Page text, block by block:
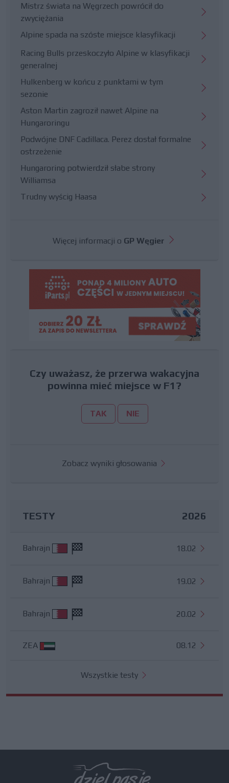
Mistrz świata na Węgrzech powrócił do
zwyciężania
Alpine spada na szóste miejsce klasyfikacji
Racing Bulls przeskoczyło Alpine w klasyfikacji
generalnej
Hulkenberg w końcu z punktami w tym
sezonie
Aston Martin zagroził nawet Alpine na
Hungaroringu
Podwójne DNF Cadillaca. Perez dostał formalne
ostrzeżenie
Hungaroring potwierdził słabe strony
Williamsa
Trudny wyścig Haasa
Więcej informacji o GP Węgier
Czy uważasz, że przerwa wakacyjna
powinna mieć miejsce w F1?
TAK NIE
Zobacz wyniki głosowania
TESTY 2026
Bahrajn 18.02
Bahrajn 19.02
Bahrajn 20.02
ZEA 08.12
Wszystkie testy